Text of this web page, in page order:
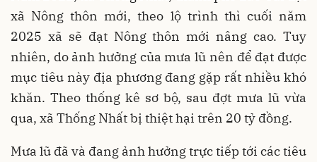
xã Nông thôn mới, theo lộ trình thì cuối năm
2025 xã sẽ đạt Nông thôn mới nâng cao. Tuy
nhiên, do ảnh hưởng của mưa lũ nên để đạt được
mục tiêu này địa phương đang gặp rất nhiều khó
khăn. Theo thống kê sơ bộ, sau đợt mưa lũ vừa
qua, xã Thống Nhất bị thiệt hại trên 20 tỷ đồng.
Mưa lũ đã và đang ảnh hưởng trực tiếp tới các tiêu